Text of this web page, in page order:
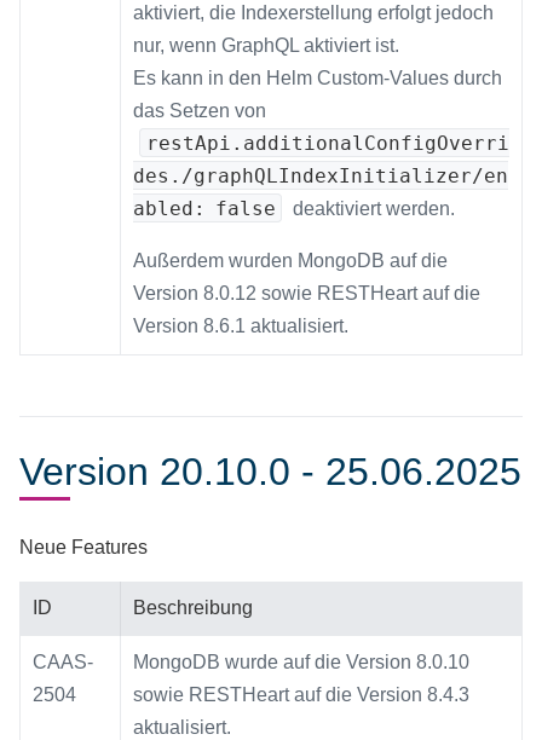
aktiviert, die Indexerstellung erfolgt jedoch
nur, wenn GraphQL aktiviert ist.
Es kann in den Helm Custom-Values durch
das Setzen von
restApi.additionalConfigOverri
des./graphQLIndexInitializer/en
abled: false
deaktiviert werden.
Außerdem wurden MongoDB auf die
Version 8.0.12 sowie RESTHeart auf die
Version 8.6.1 aktualisiert.
Version 20.10.0 - 25.06.2025
Neue Features
ID Beschreibung
CAAS-
2504
MongoDB wurde auf die Version 8.0.10
sowie RESTHeart auf die Version 8.4.3
aktualisiert.